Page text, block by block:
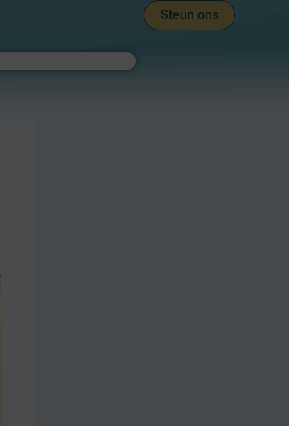
Steun ons